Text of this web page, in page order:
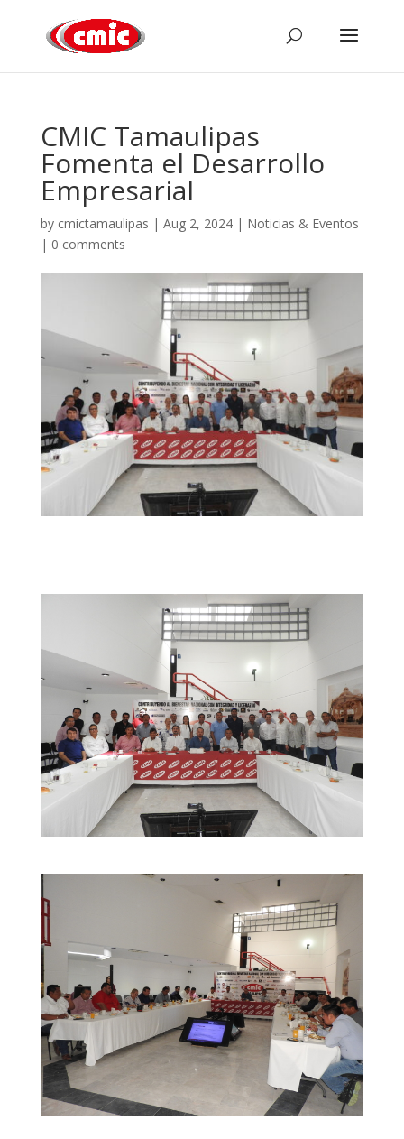
CMIC Tamaulipas
Fomenta el Desarrollo
Empresarial
by cmictamaulipas | Aug 2, 2024| Noticias & Eventos
| 0 comments